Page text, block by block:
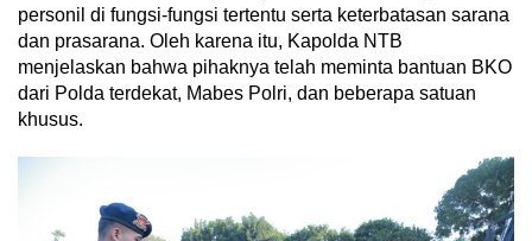
personil di fungsi-fungsi tertentu serta keterbatasan sarana
dan prasarana. Oleh karena itu, Kapolda NTB
menjelaskan bahwa pihaknya telah meminta bantuan BKO
dari Polda terdekat, Mabes Polri, dan beberapa satuan
khusus.